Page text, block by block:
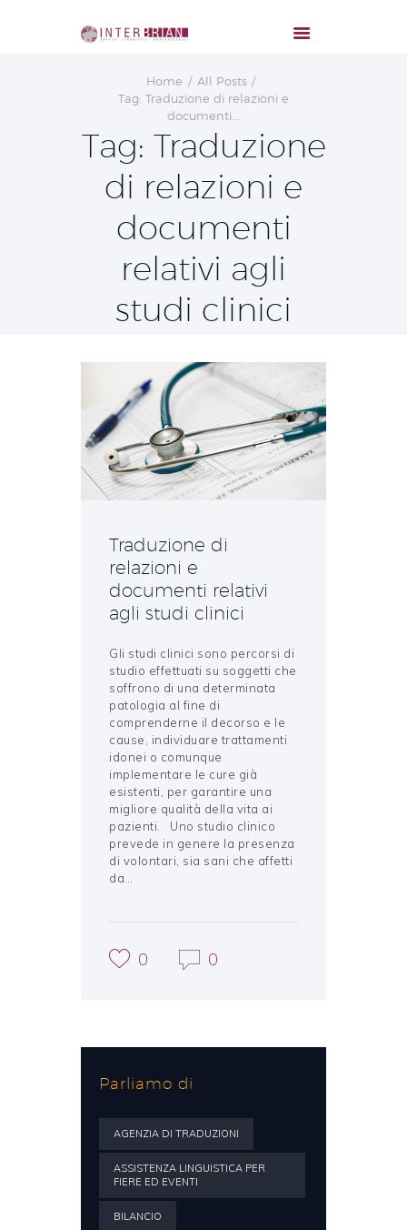
Home
All Posts
Tag: Traduzione di relazioni e
documenti...
Tag: Traduzione
di relazioni e
documenti
relativi agli
studi clinici
Traduzione di
relazioni e
documenti relativi
agli studi clinici
Gli studi clinici sono percorsi di
studio effettuati su soggetti che
soffrono di una determinata
patologia al fine di
comprenderne il decorso e le
cause, individuare trattamenti
idonei o comunque
implementare le cure già
esistenti, per garantire una
migliore qualità della vita ai
pazienti. Uno studio clinico
prevede in genere la presenza
di volontari, sia sani che affetti
da…
0 0
Parliamo di
AGENZIA DI TRADUZIONI
ASSISTENZA LINGUISTICA PER
FIERE ED EVENTI
BILANCIO